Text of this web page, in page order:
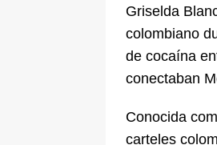
Griselda
colombiano
de cocaína
conectaban
Conocida
carteles